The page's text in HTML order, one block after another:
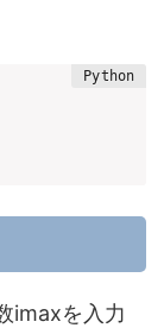
imaxを入力